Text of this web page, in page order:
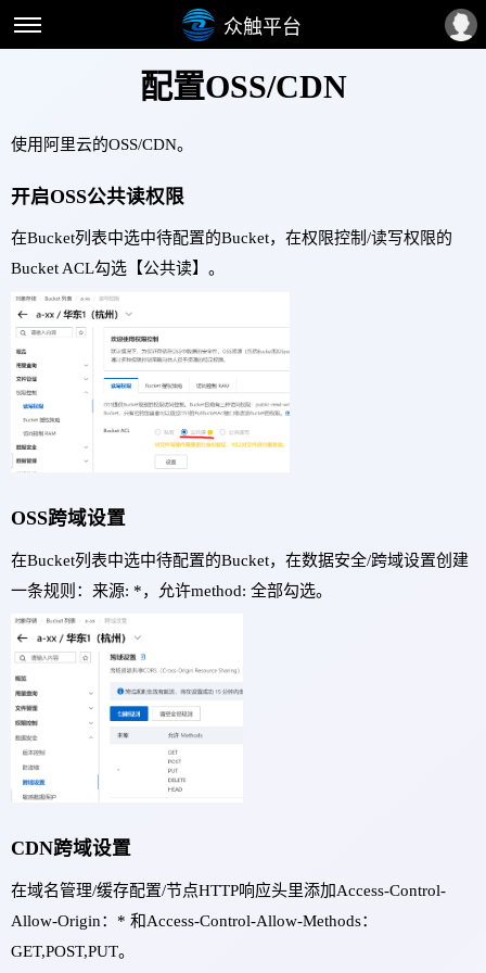
众触平台
配置OSS/CDN
使用阿里云的OSS/CDN。
开启OSS公共读权限
在Bucket列表中选中待配置的Bucket，在权限控制/读写权限的
Bucket ACL勾选【公共读】。
OSS跨域设置
在Bucket列表中选中待配置的Bucket，在数据安全/跨域设置创建
一条规则：来源: *，允许method: 全部勾选。
CDN跨域设置
在域名管理/缓存配置/节点HTTP响应头里添加Access-Control-
Allow-Origin：* 和Access-Control-Allow-Methods：
GET,POST,PUT。